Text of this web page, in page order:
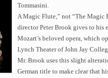
Tommasini.
A Magic Flute,” not “The Magic
director Peter Brook gives to his
Mozart’s beloved opera, which
Lynch Theater of John Jay
Mr. Brook uses this slight
German title to make clear that